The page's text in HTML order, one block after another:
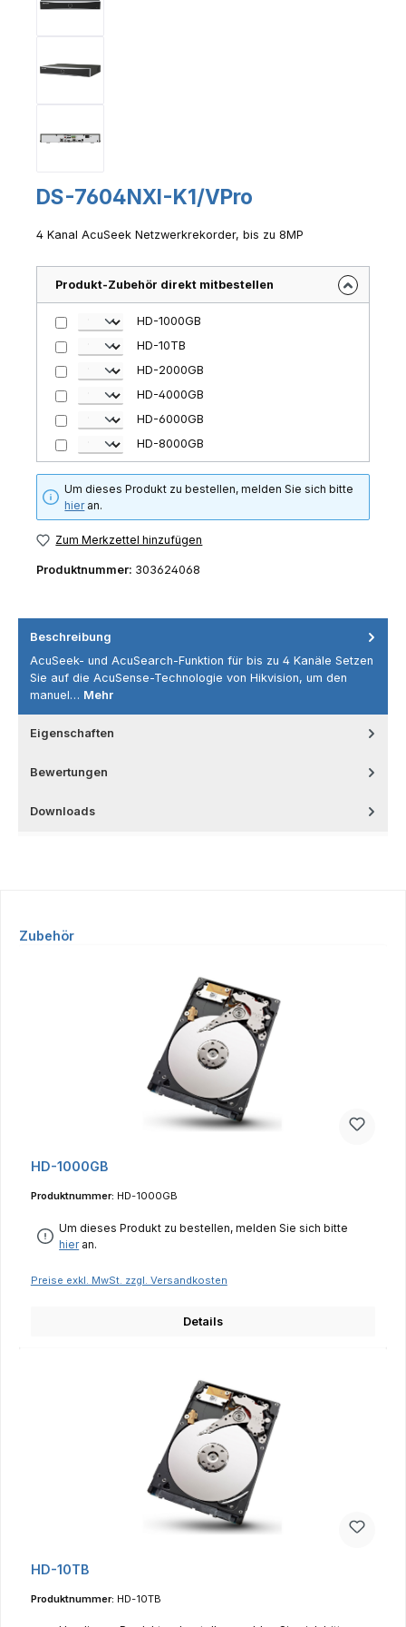
DS-7604NXI-K1/VPro
4 Kanal AcuSeek Netzwerkrekorder, bis zu 8MP
Produkt-Zubehör direkt mitbestellen
HD-1000GB
HD-10TB
HD-2000GB
HD-4000GB
HD-6000GB
HD-8000GB
Um dieses Produkt zu bestellen, melden Sie sich bitte
hieran.
Zum Merkzettel hinzufügen
Produktnummer: 303624068
Beschreibung
AcuSeek- und AcuSearch-Funktion für bis zu 4 Kanäle Setzen
Sie auf die AcuSense-Technologie von Hikvision, um den
manuel… Mehr
Eigenschaften
Bewertungen
Downloads
Produktgalerie überspringen
Zubehör
HD-1000GB
Produktnummer: HD-1000GB
Um dieses Produkt zu bestellen, melden Sie sich bitte
hieran.
Preise exkl. MwSt. zzgl. Versandkosten
Details
HD-10TB
Produktnummer: HD-10TB